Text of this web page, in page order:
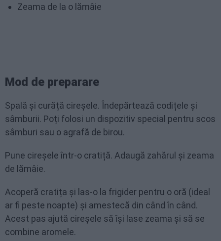
Zeama de la o lămâie
Mod de preparare
Spală și curăță cireșele. Îndepărtează codițele și
sâmburii. Poți folosi un dispozitiv special pentru scos
sâmburi sau o agrafă de birou.
Pune cireșele într-o cratiță. Adaugă zahărul și zeama
de lămâie.
Acoperă cratița și las-o la frigider pentru o oră (ideal
ar fi peste noapte) și amestecă din când în când.
Acest pas ajută cireșele să își lase zeama și să se
combine aromele.